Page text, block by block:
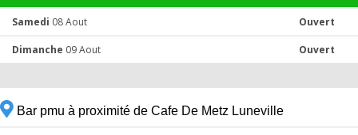
Samedi 08 Aout Ouvert
Dimanche 09 Aout Ouvert
Bar pmu à proximité de Cafe De Metz Luneville